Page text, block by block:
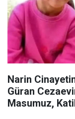
Narin
Güran
Masumuz,